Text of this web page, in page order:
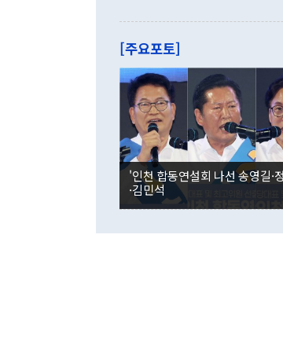
[주요포토]
'인천 합동연설회 나선 송영길·
·김민석